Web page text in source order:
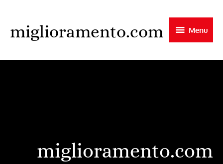
to
content
miglioramento.com Menu
miglioramento.com